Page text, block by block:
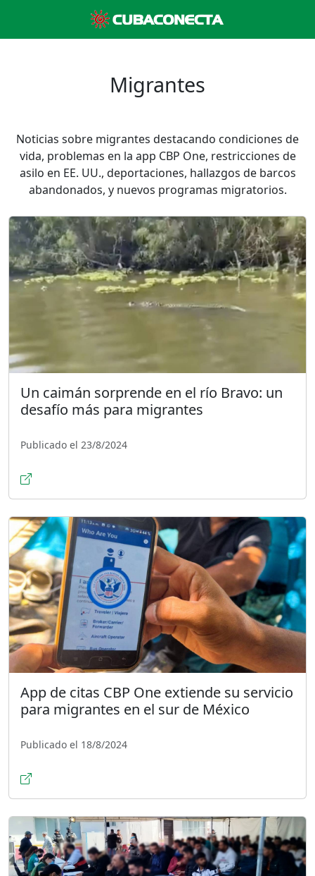
Migrantes
Noticias sobre migrantes destacando condiciones de
vida, problemas en la app CBP One, restricciones de
asilo en EE. UU., deportaciones, hallazgos de barcos
abandonados, y nuevos programas migratorios.
Un caimán sorprende en el río Bravo: un
desafío más para migrantes
Publicado el 23/8/2024
App de citas CBP One extiende su servicio
para migrantes en el sur de México
Publicado el 18/8/2024